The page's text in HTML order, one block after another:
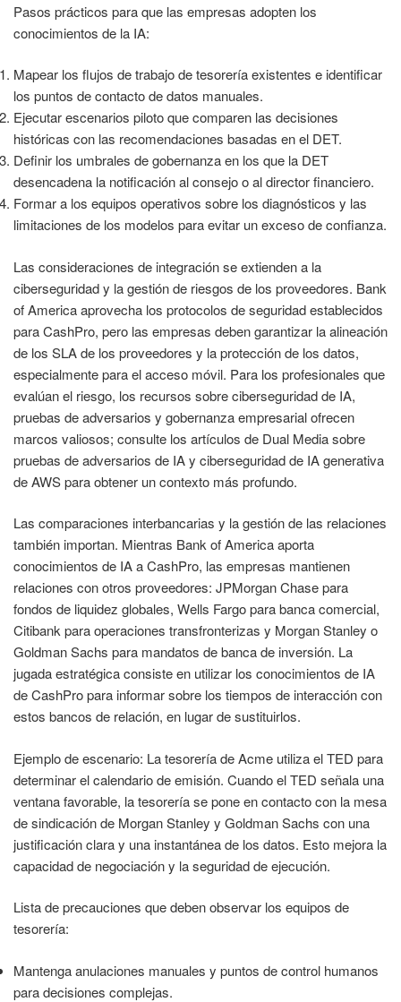
Pasos prácticos para que las empresas adopten los
conocimientos de la IA:
Mapear los flujos de trabajo de tesorería existentes e identificar
los puntos de contacto de datos manuales.
Ejecutar escenarios piloto que comparen las decisiones
históricas con las recomendaciones basadas en el DET.
Definir los umbrales de gobernanza en los que la DET
desencadena la notificación al consejo o al director financiero.
Formar a los equipos operativos sobre los diagnósticos y las
limitaciones de los modelos para evitar un exceso de confianza.
Las consideraciones de integración se extienden a la
ciberseguridad y la gestión de riesgos de los proveedores. Bank
of America aprovecha los protocolos de seguridad establecidos
para CashPro, pero las empresas deben garantizar la alineación
de los SLA de los proveedores y la protección de los datos,
especialmente para el acceso móvil. Para los profesionales que
evalúan el riesgo, los recursos sobre ciberseguridad de IA,
pruebas de adversarios y gobernanza empresarial ofrecen
marcos valiosos; consulte los artículos de Dual Media sobre
pruebas de adversarios de IA y ciberseguridad de IA generativa
de AWS para obtener un contexto más profundo.
Las comparaciones interbancarias y la gestión de las relaciones
también importan. Mientras Bank of America aporta
conocimientos de IA a CashPro, las empresas mantienen
relaciones con otros proveedores: JPMorgan Chase para
fondos de liquidez globales, Wells Fargo para banca comercial,
Citibank para operaciones transfronterizas y Morgan Stanley o
Goldman Sachs para mandatos de banca de inversión. La
jugada estratégica consiste en utilizar los conocimientos de IA
de CashPro para informar sobre los tiempos de interacción con
estos bancos de relación, en lugar de sustituirlos.
Ejemplo de escenario: La tesorería de Acme utiliza el TED para
determinar el calendario de emisión. Cuando el TED señala una
ventana favorable, la tesorería se pone en contacto con la mesa
de sindicación de Morgan Stanley y Goldman Sachs con una
justificación clara y una instantánea de los datos. Esto mejora la
capacidad de negociación y la seguridad de ejecución.
Lista de precauciones que deben observar los equipos de
tesorería:
Mantenga anulaciones manuales y puntos de control humanos
para decisiones complejas.